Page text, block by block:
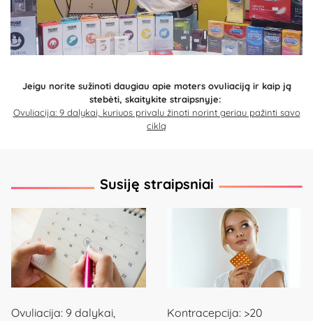
Video
Jeigu norite sužinoti daugiau apie moters ovuliaciją ir kaip ją
stebėti, skaitykite straipsnyje:
Ovuliacija: 9 dalykai, kuriuos privalu žinoti norint geriau pažinti savo
ciklą
Susiję straipsniai
Ovuliacija: 9 dalykai,
Kontracepcija: >20